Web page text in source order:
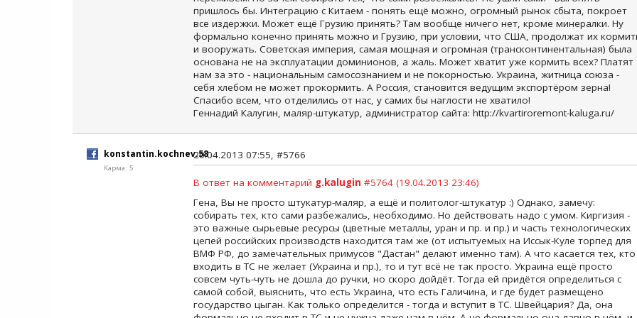
пришлось бы. Интеграцию с Китаем - понять ещё можно, огромный рынок сбыта, покроет
все издержки. Может ещё Грузию принять? Там вообще ничего нет, кроме минералки. Ну
формально конечно принять можно и Грузию, при условии, что США, продолжат их
и вооружать. Советская империя, самая мощная и огромная (трансконтинентальная) была
основана не на эксплуатации доминионов, а жаль. Может хватит уже кормить всех? Платят
нам за это - национальным самосознанием и не покорностью. Украина, житница союза -
себя хлебом не может прокормить. А Россия, становится ведущим экспортёром зерна!
Спасибо всем, что отделились от нас, у самих бы наглости не хватило!
Геннадий Калугин, маляр-штукатур, администратор сайта: http://kvartiroremont-kaluga.ru/
konstantin.kochnev.58
Карма: 5
20.04.2013 07:55, #5766
В ответ на комментарий g.kalugin #5764 (19.04.2013 23:46)
Гена, Вы не просто штукатур-маляр, а ещё и политолог-штукатур :) Однако, замечу:
собирать тех, кто сами разбежались, необходимо. Но действовать надо с умом. Киргизия -
это важные сырьевые ресурсы (цветные металлы, уран и пр. и пр.) и часть технологических
цепей российских производств находится там же (от испытуемых на Иссык-Куле торпед для
ВМФ РФ, до замечательных примусов "Дастан" делают именно там). А что касается тех, кто
входить в ТС не желает (Украина и пр.), то и тут всё не так просто. Украина ещё просто
совсем чуть-чуть не дошла до ручки, но скоро дойдёт. Тогда ей придётся определиться с
самой собой, выяснить, что есть Украина, что есть Галичина, и где будет размещено
государство цыган. Как только определится - тогда и вступит в ТС. Швейцария? Да, она